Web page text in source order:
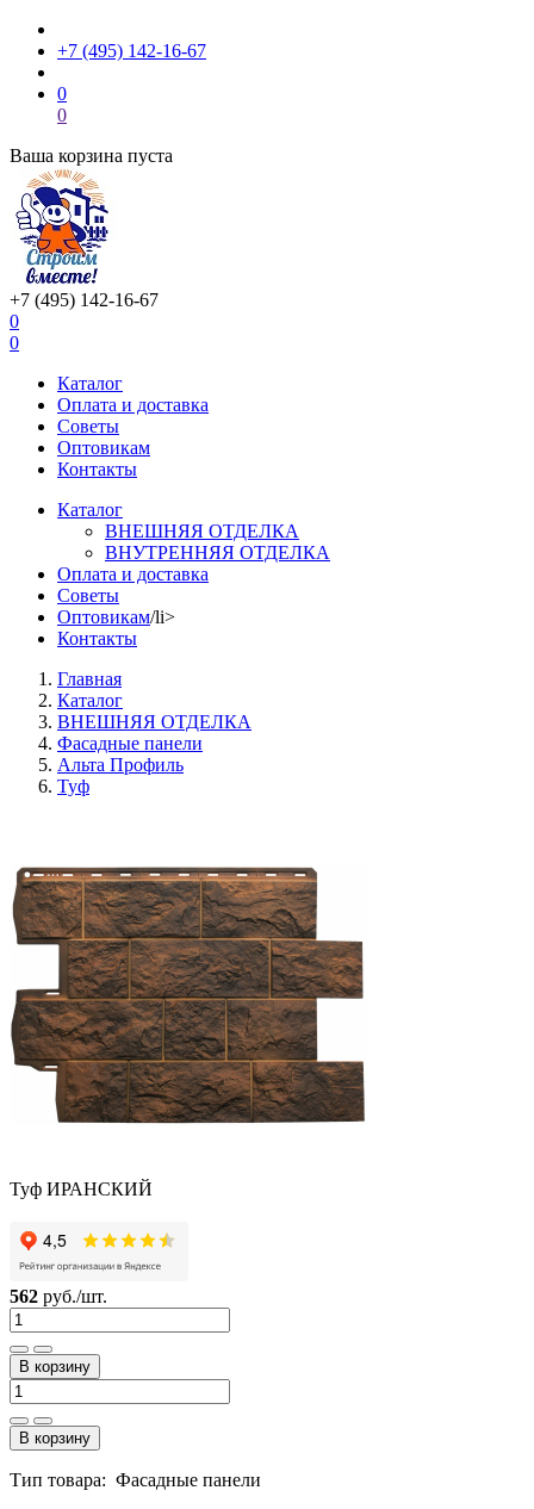
+7 (495) 142-16-67
0
0
Ваша корзина пуста
+7 (495) 142-16-67
0
0
Каталог
Оплата и доставка
Советы
Оптовикам
Контакты
Каталог
ВНЕШНЯЯ ОТДЕЛКА
ВНУТРЕННЯЯ ОТДЕЛКА
Оплата и доставка
Советы
Оптовикам/li>
Контакты
Главная
Каталог
ВНЕШНЯЯ ОТДЕЛКА
Фасадные панели
Альта Профиль
Туф
Туф ИРАНСКИЙ
562 руб./шт.
В корзину
В корзину
Тип товара: Фасадные панели